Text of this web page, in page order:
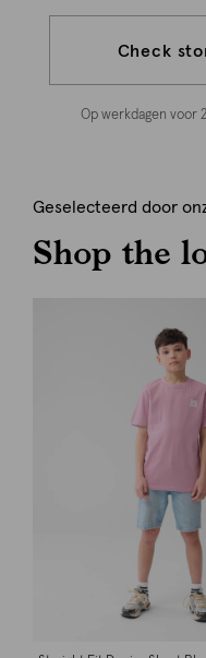
Check
Op werkdagen voor
Geselecteerd door
Shop the